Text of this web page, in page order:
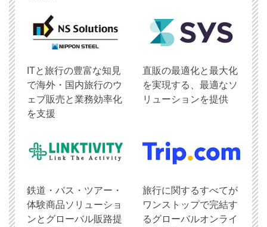
ITと旅行の豊富な知見
で海外・国内旅行のウ
ェブ販売と業務効率化
を支援
直販の最適化と最大化
を実現する、最適なソ
リューションを提供
鉄道・バス・ツアー・
体験商品ソリューショ
ンとグローバル販路提
旅行に関するすべてが
ワンストップで完結す
るグローバルオンライ